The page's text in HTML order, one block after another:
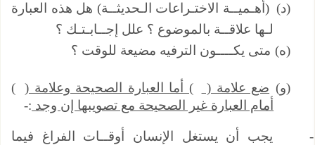
(‌د) (أهـميــة الاختـراعات الـحديثــة) هل هذه العبارة
لـها علاقــة بالموضوع ؟ علل إجــابـتـك ؟
(‌ه) متى يكــــون الترفيه مضيعة للوقت ؟
(‌و) ضع علامة ( ) أما العبارة الصحيحة وعلامة (
)
أمام العبارة غير الصحيحة مع تصويبها إن وجد :-
يجب أن يستغل الإنسان أوقــات الفراغ فيما